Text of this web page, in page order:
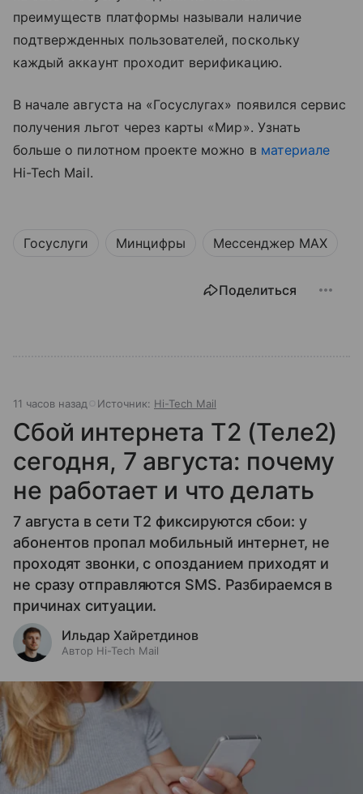
преимуществ платформы называли наличие
подтвержденных пользователей, поскольку
каждый аккаунт проходит верификацию.
В начале августа на «Госуслугах» появился сервис
получения льгот через карты «Мир». Узнать
больше о пилотном проекте можно в материале
Hi-Tech Mail.
Госуслуги Минцифры Мессенджер MAX
Поделиться
11 часов назад Источник: Hi-Tech Mail
Сбой интернета T2 (Теле2)
сегодня, 7 августа: почему
не работает и что делать
7 августа в сети T2 фиксируются сбои: у
абонентов пропал мобильный интернет, не
проходят звонки, с опозданием приходят и
не сразу отправляются SMS. Разбираемся в
причинах ситуации.
Ильдар Хайретдинов
Автор Hi-Tech Mail